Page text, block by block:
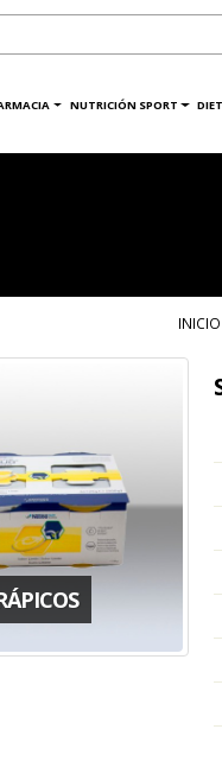
NUTRICIÓN SPORT
INICIO